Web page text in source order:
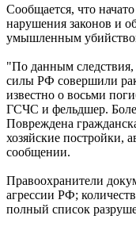
Сообщается, что
нарушения законов и
умышленным
"По данным
силы РФ совершили
известно о восьми
ГСЧС и фельдшер.
Повреждена
хозяйские постройки,
сообщении.
Правоохранители
агрессии РФ;
полный список